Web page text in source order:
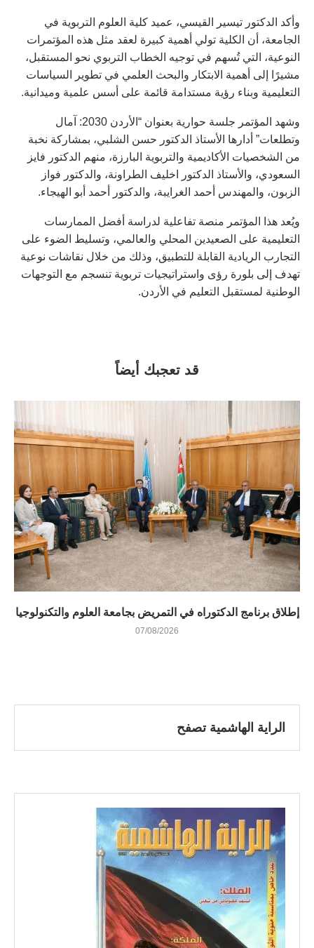
وأكد الدكتور تيسير القيسي، عميد كلية العلوم التربوية في
الجامعة، أن الكلية تولي أهمية كبيرة لعقد مثل هذه المؤتمرات
النوعية، التي تُسهم في توجيه الخطاب التربوي نحو المستقبل،
مشيرًا إلى أهمية الابتكار والبحث العلمي في تطوير السياسات
التعليمية وبناء رؤية مستدامة قائمة على أسس علمية وميدانية.
وشهد المؤتمر جلسة حوارية بعنوان “الأردن 2030: آمال
وتطلعات” أدارها الأستاذ الدكتور حسن الشلبي، بمشاركة نخبة
من الشخصيات الأكاديمية والتربوية البارزة، منهم الدكتور فايز
السعودي، والأستاذ الدكتور اخليف الطراونة، والدكتور فواز
الزبون، والمهندس أحمد الغرايبة، والدكتور أحمد أبو الهيجاء.
ويُعد هذا المؤتمر منصة تفاعلية لدراسة أفضل الممارسات
التعليمية على الصعيدين المحلي والعالمي، وتسليط الضوء على
التجارب الريادية القابلة للتطبيق، وذلك من خلال نقاشات نوعية
تهدف إلى بلورة رؤى واستراتيجيات تربوية تنسجم مع التوجهات
الوطنية لمستقبل التعليم في الأردن.
قد تعجبك أيضاً
إطلاق برنامج الدكتوراه في التمريض بجامعة العلوم والتكنولوجيا
07/08/2026
الراية الهاشمية تصفح